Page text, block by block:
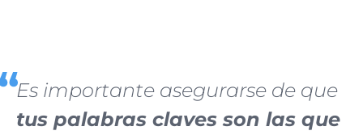
Es importante asegurarse de que
tus palabras claves son las que